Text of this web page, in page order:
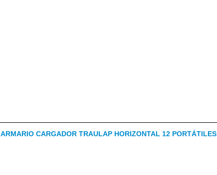
ARMARIO CARGADOR TRAULAP HORIZONTAL 12 PORTÁTILES